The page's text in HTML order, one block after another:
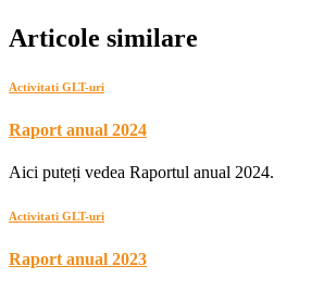
Articole similare
Activitati GLT-uri
Raport anual 2024
Aici puteți vedea Raportul anual 2024.
Activitati GLT-uri
Raport anual 2023